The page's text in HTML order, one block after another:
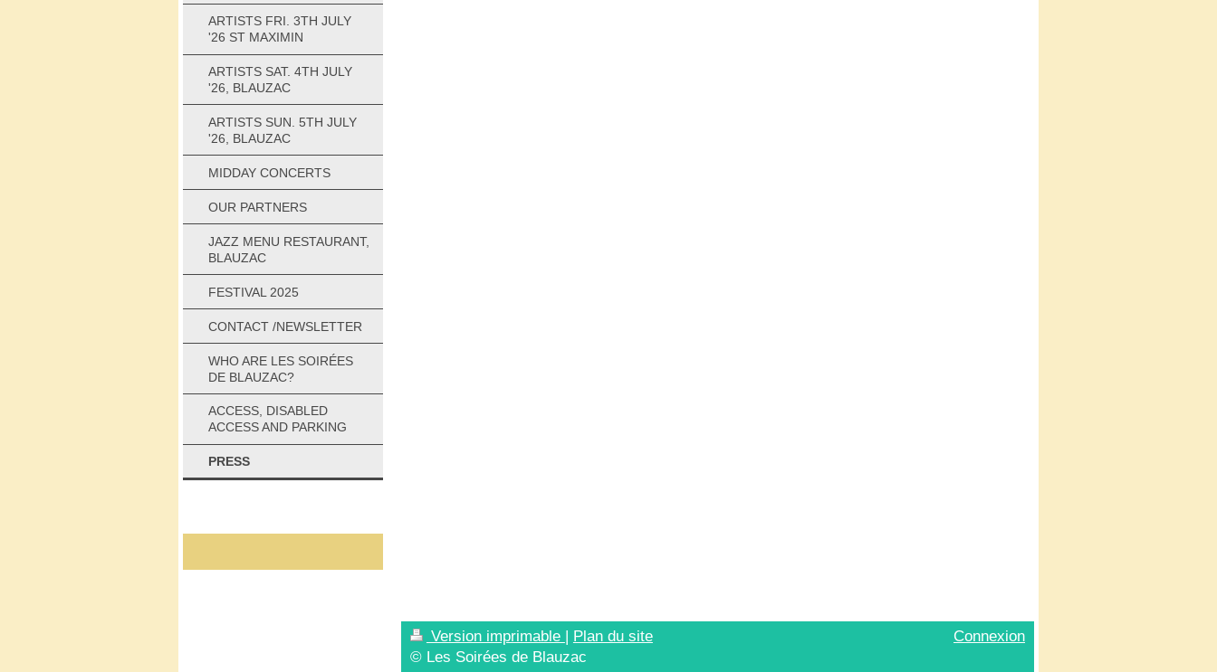
ARTISTS FRI. 3TH JULY
'26 ST MAXIMIN
ARTISTS SAT. 4TH JULY
'26, BLAUZAC
ARTISTS SUN. 5TH JULY
'26, BLAUZAC
MIDDAY CONCERTS
OUR PARTNERS
JAZZ MENU RESTAURANT,
BLAUZAC
FESTIVAL 2025
CONTACT /NEWSLETTER
WHO ARE LES SOIRÉES
DE BLAUZAC?
ACCESS, DISABLED
ACCESS AND PARKING
PRESS
Version imprimable | Plan du site
© Les Soirées de Blauzac
Connexion